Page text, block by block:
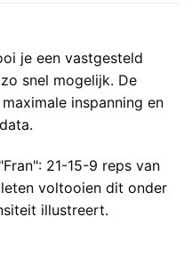
je een vastgesteld
snel mogelijk. De
inspanning en
21-15-9 reps van
voltooien dit onder
illustreert.